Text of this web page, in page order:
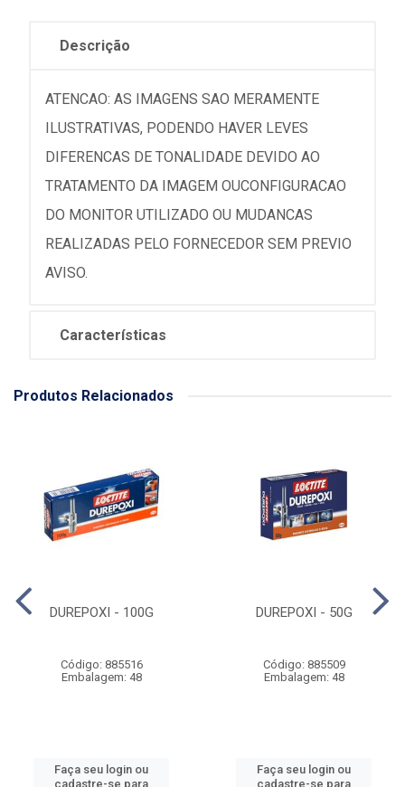
Descrição
ATENCAO: AS IMAGENS SAO MERAMENTE
ILUSTRATIVAS, PODENDO HAVER LEVES
DIFERENCAS DE TONALIDADE DEVIDO AO
TRATAMENTO DA IMAGEM OUCONFIGURACAO
DO MONITOR UTILIZADO OU MUDANCAS
REALIZADAS PELO FORNECEDOR SEM PREVIO
AVISO.
Características
Produtos Relacionados
DUREPOXI - 100G
Código: 885516
Embalagem: 48
Faça seu login ou
cadastre-se para
DUREPOXI - 50G
Código: 885509
Embalagem: 48
Faça seu login ou
cadastre-se para